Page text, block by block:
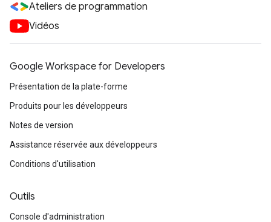
Ateliers de programmation
Vidéos
Google Workspace for Developers
Présentation de la plate-forme
Produits pour les développeurs
Notes de version
Assistance réservée aux développeurs
Conditions d'utilisation
Outils
Console d'administration